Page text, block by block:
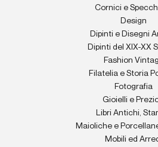
Cornici e
Design
Dipinti e Disegni
Dipinti del XIX-XX
Fashion
Filatelia e Storia
Fotografia
Gioielli e
Libri Antichi,
Maioliche e
Mobili ed